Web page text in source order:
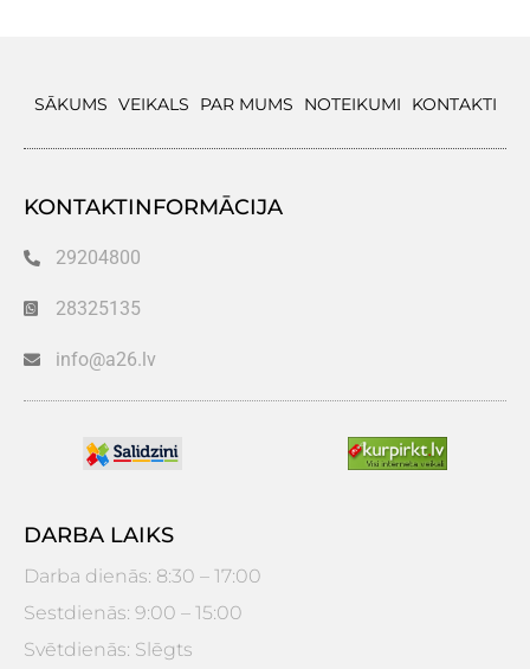
SĀKUMS VEIKALS PAR MUMS NOTEIKUMI KONTAKTI
KONTAKTINFORMĀCIJA
29204800
28325135
info@a26.lv
DARBA LAIKS
Darba dienās: 8:30 – 17:00
Sestdienās: 9:00 – 15:00
Svētdienās: Slēgts